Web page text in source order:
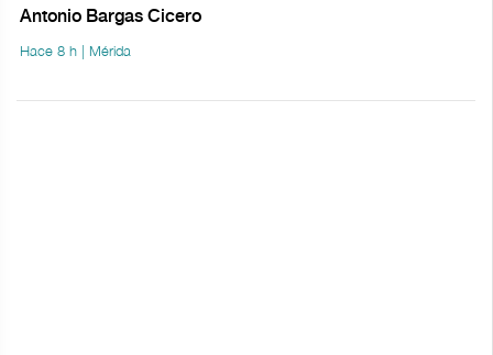
Antonio Bargas Cicero
Hace 8 h | Mérida